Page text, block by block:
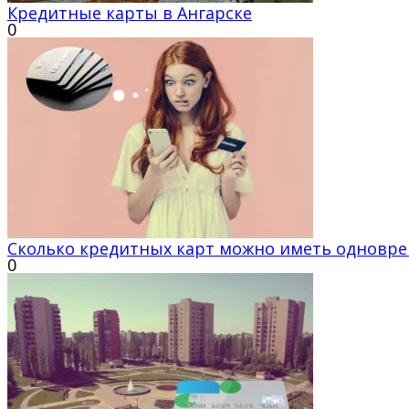
Кредитные карты в Ангарске
0
Сколько кредитных карт можно иметь
0